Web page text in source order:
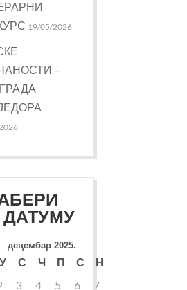
19/05/2026
–
децембар 2025.
У С Ч П С
Н
3 4 5 6
7